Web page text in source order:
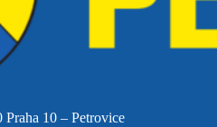
10 – Petrovice